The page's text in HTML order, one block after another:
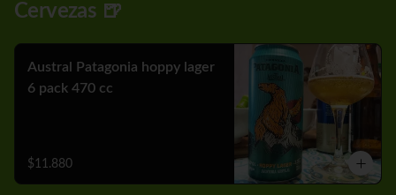
Cervezas 🍺
Austral Patagonia hoppy lager
6 pack 470 cc
$11.880